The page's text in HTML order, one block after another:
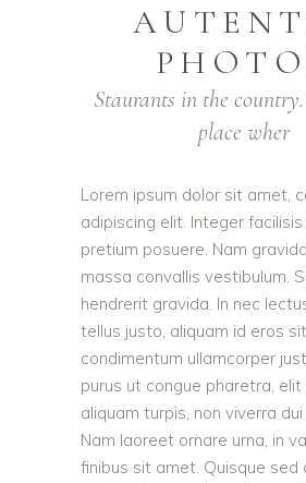
Staurants in the
place wher
Lorem ipsum dolor sit amet,
adipiscing elit. Integer
pretium posuere. Nam
massa convallis vestibulum.
hendrerit gravida. In nec
tellus justo, aliquam id eros
condimentum ullamcorper
purus ut congue pharetra, elit
aliquam turpis, non viverra
Nam laoreet ornare urna, in
finibus sit amet. Quisque sed